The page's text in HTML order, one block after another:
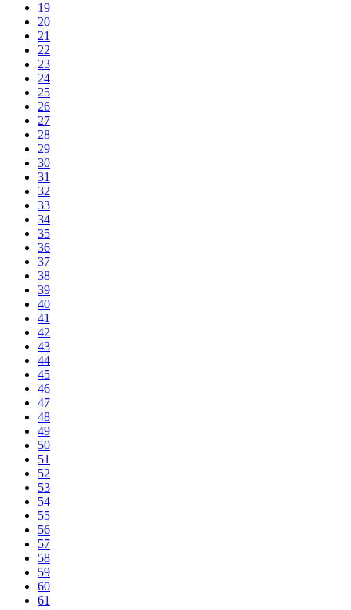
19
20
21
22
23
24
25
26
27
28
29
30
31
32
33
34
35
36
37
38
39
40
41
42
43
44
45
46
47
48
49
50
51
52
53
54
55
56
57
58
59
60
61